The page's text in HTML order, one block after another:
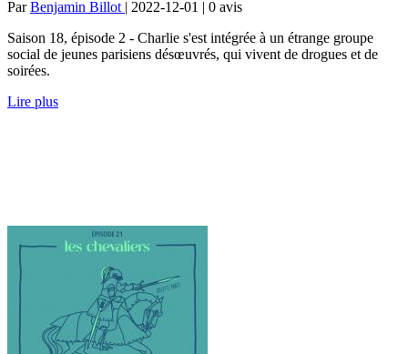
ParBenjamin Billot | 2022-12-01 | 0 avis
Saison 18, épisode 2 - Charlie s'est intégrée à un étrange groupe
social de jeunes parisiens désœuvrés, qui vivent de drogues et de
soirées.
Lire plus